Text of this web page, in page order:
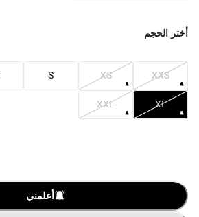
أختر الحجم
XXS
XS
S
XL
XXL
أعلمني